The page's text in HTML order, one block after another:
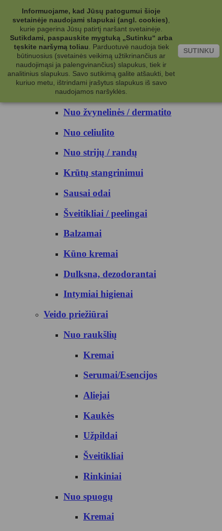
Kategorijos
Kosmetika
Kūno priežiūrai
Nuo prakaito
Kūno prausikliai
Nuo žvynelinės / dermatito
Nuo celiulito
Nuo strijų / randų
Krūtų stangrinimui
Sausai odai
Šveitikliai / peelingai
Balzamai
Kūno kremai
Dulksna, dezodorantai
Intymiai higienai
Veido priežiūrai
Nuo raukšlių
Kremai
Serumai/Esencijos
Aliejai
Kaukės
Užpildai
Šveitikliai
Rinkiniai
Nuo spuogų
Kremai
Informuojame, kad Jūsų patogumui šioje
svetainėje naudojami slapukai (angl. cookies)
kurie pagerina Jūsų patirtį naršant svetainėje.
Sutikdami, paspauskite mygtuką „Sutinku“ arba
tęskite naršymą toliau
Parduotuvė naudoja tiek
būtinuosius (svetainės veikimą užtikrinančius ar
naudojimąsi ja palengvinančius) slapukus, tiek ir
analitinius slapukus. Savo sutikimą galite atšaukti, bet
kuriuo metu, ištrindami įrašytus slapukus iš savo
naudojamos naršyklės.
SUTINKU